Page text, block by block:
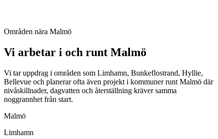
Områden nära Malmö
Vi arbetar i och runt Malmö
Vi tar uppdrag i områden som Limhamn, Bunkeflostrand, Hyllie,
Bellevue och planerar ofta även projekt i kommuner runt Malmö där
nivåskillnader, dagvatten och återställning kräver samma
noggrannhet från start.
Malmö
Limhamn